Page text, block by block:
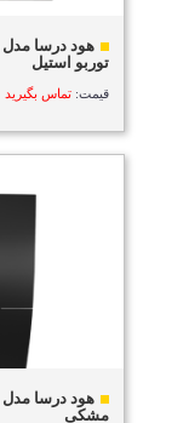
توربو استیل
قیمت: تماس بگیرید
مشکی